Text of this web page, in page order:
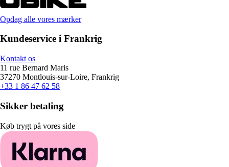
Opdag alle vores mærker
Kundeservice i Frankrig
Kontakt os
11 rue Bernard Maris
37270 Montlouis-sur-Loire, Frankrig
+33 1 86 47 62 58
Sikker betaling
Køb trygt på vores side